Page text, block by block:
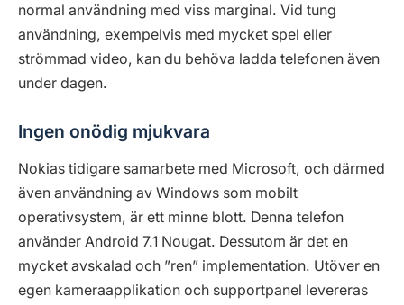
normal användning med viss marginal. Vid tung
användning, exempelvis med mycket spel eller
strömmad video, kan du behöva ladda telefonen även
under dagen.
Ingen onödig mjukvara
Nokias tidigare samarbete med Microsoft, och därmed
även användning av Windows som mobilt
operativsystem, är ett minne blott. Denna telefon
använder Android 7.1 Nougat. Dessutom är det en
mycket avskalad och ”ren” implementation. Utöver en
egen kameraapplikation och supportpanel levereras